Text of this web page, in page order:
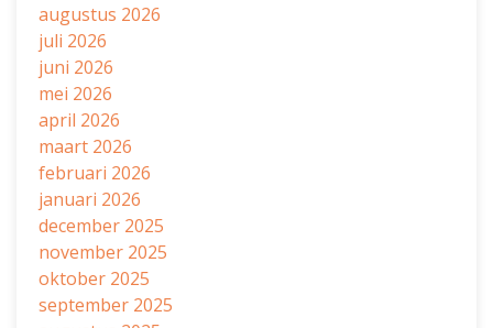
augustus 2026
juli 2026
juni 2026
mei 2026
april 2026
maart 2026
februari 2026
januari 2026
december 2025
november 2025
oktober 2025
september 2025